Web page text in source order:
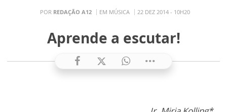
POR REDAÇÃO A12 EM MÚSICA 22 DEZ 2014 - 10H20
Aprende a escutar!